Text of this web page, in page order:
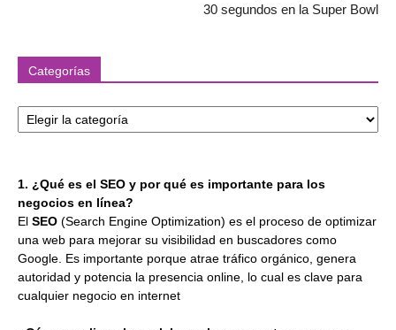
30 segundos en la Super Bowl
Categorías
Categorías
1. ¿Qué es el SEO y por qué es importante para los
negocios en línea?
El SEO (Search Engine Optimization) es el proceso de optimizar
una web para mejorar su visibilidad en buscadores como
Google. Es importante porque atrae tráfico orgánico, genera
autoridad y potencia la presencia online, lo cual es clave para
cualquier negocio en internet